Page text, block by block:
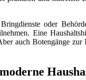
oder
Eine
auch Botengänge zur